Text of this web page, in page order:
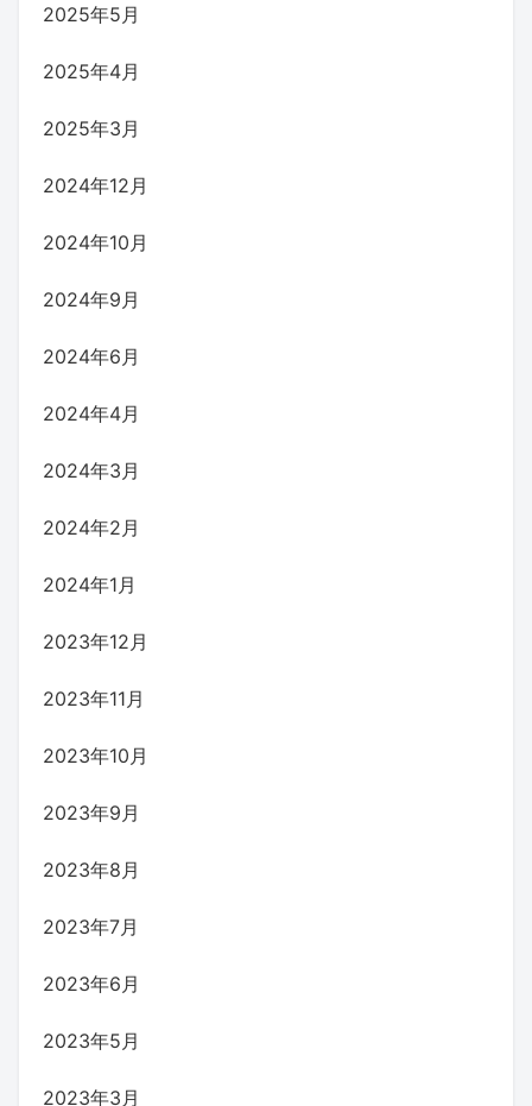
2025年5月
2025年4月
2025年3月
2024年12月
2024年10月
2024年9月
2024年6月
2024年4月
2024年3月
2024年2月
2024年1月
2023年12月
2023年11月
2023年10月
2023年9月
2023年8月
2023年7月
2023年6月
2023年5月
2023年3月